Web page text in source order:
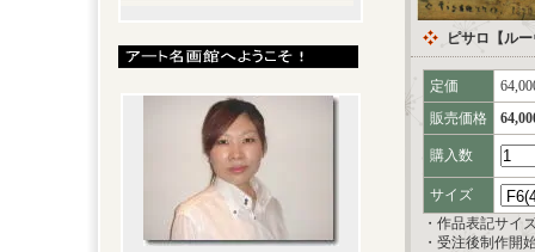
ピサロ【ル
定価
販売価格
購入数
サイズ
・作品表記サイ
・受注後制作開